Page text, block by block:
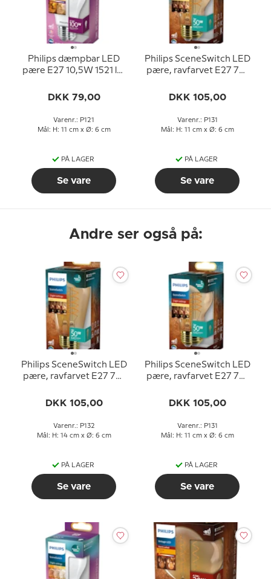
Philips dæmpbar LED
pære E27 10,5W 1521 lm
Hvidt Lys 2200-2700K
DKK 79,00
Varenr.: P121
Mål: H: 11 cm x Ø: 6 cm
PÅ LAGER
Se vare
Philips SceneSwitch LED
pære, ravfarvet E27 7W
til 60 watt) Varm Hvidt
DKK 105,00
Varenr.: P131
Mål: H: 11 cm x Ø: 6 cm
PÅ LAGER
Se vare
Andre ser også på:
Philips SceneSwitch LED
pære, ravfarvet E27 7W
til 50 watt) Varm Hvidt
timer))
DKK 105,00
Varenr.: P132
Mål: H: 14 cm x Ø: 6 cm
PÅ LAGER
Se vare
Philips SceneSwitch LED
pære, ravfarvet E27 7W
til 60 watt) Varm Hvidt
DKK 105,00
Varenr.: P131
Mål: H: 11 cm x Ø: 6 cm
PÅ LAGER
Se vare